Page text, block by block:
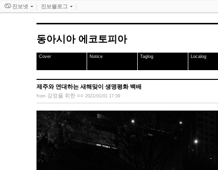
동아시아 에코토피아
Cover Notice Taglog Localog
제주와 연대하는 새해맞이 생명평화 백배
from 강정을 위한 ○○ 2021/01/01 17:39
진보넷 진보블로그